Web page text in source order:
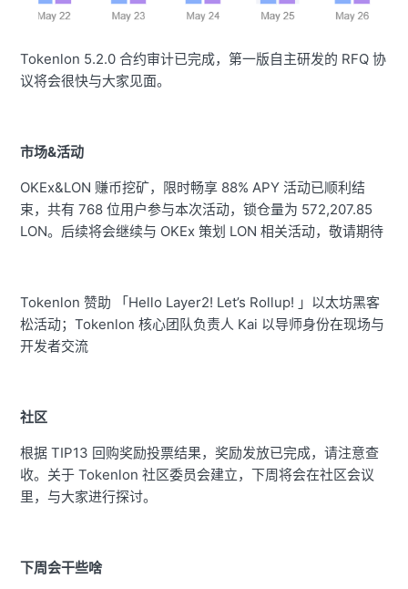
Tokenlon 5.2.0 合约审计已完成，第一版自主研发的 RFQ 协
议将会很快与大家见面。
市场&活动
OKEx&LON 赚币挖矿，限时畅享 88% APY 活动已顺利结
束，共有 768 位用户参与本次活动，锁仓量为 572,207.85
LON。后续将会继续与 OKEx 策划 LON 相关活动，敬请期待
Tokenlon 赞助 「 Hello Layer2! Let’s Rollup! 」以太坊黑客
松活动；Tokenlon 核心团队负责人 Kai 以导师身份在现场与
开发者交流
社区
根据 TIP13 回购奖励投票结果，奖励发放已完成，请注意查
收。关于 Tokenlon 社区委员会建立，下周将会在社区会议
里，与大家进行探讨。
下周会干些啥